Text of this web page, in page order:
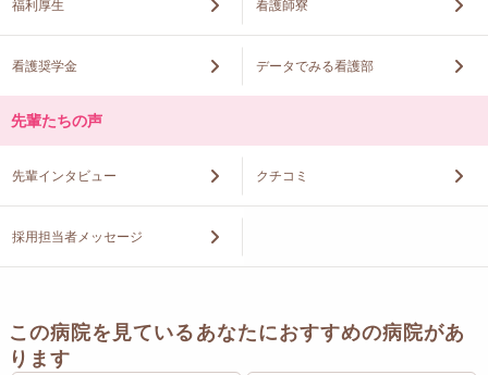
福利厚生 看護師寮
看護奨学金 データでみる看護部
先輩たちの声
先輩インタビュー クチコミ
採用担当者メッセージ
この病院を見ているあなたにおすすめの病院があ
ります